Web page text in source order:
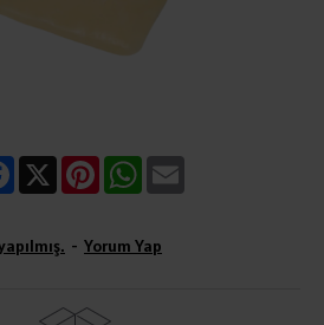
Facebook
X PinterestWhatsApp
- Yorum Yap